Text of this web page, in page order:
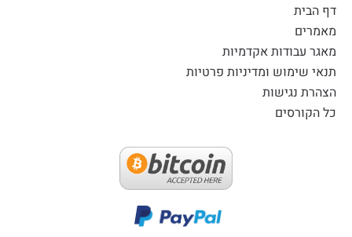
דף הבית
מאמרים
מאגר עבודות אקדמיות
תנאי שימוש ומדיניות פרטיות
הצהרת נגישות
כל הקורסים